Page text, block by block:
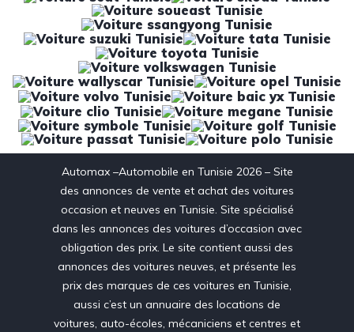
Automax –Automobile en Tunisie 2026 – Site
des annonces de vente et achat des voitures
occasion et neuves en Tunisie. Site spécialisé
dans les annonces des voitures d’occasion avec
obligation des prix. Le site contient aussi des
annonces des voitures neuves, et présente les
prix des marques de ces voitures en Tunisie,
aussi c’est un annuaire des locations de
voitures, auto-écoles, mécaniciens et centres et